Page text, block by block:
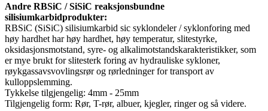
Andre RBSiC / SiSiC reaksjonsbundne
silisiumkarbidprodukter:
RBSiC (SiSiC) silisiumkarbid sic syklondeler / syklonforing med
høy hardhet har høy hardhet, høy temperatur, slitestyrke,
oksidasjonsmotstand, syre- og alkalimotstandskarakteristikker, som
er mye brukt for slitesterk foring av hydrauliske sykloner,
røykgassavsvovlingsrør og rørledninger for transport av
kulloppslemming.
Tykkelse tilgjengelig: 4mm - 25mm
Tilgjengelig form: Rør, T-rør, albuer, kjegler, ringer og så videre.